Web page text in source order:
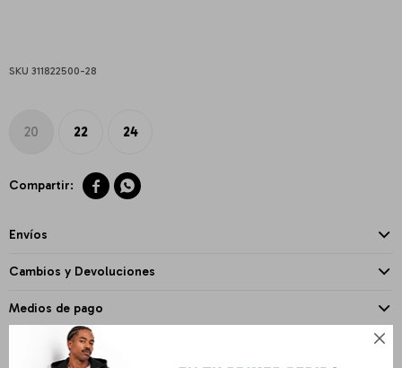

311822500-28
20 22 24
 
Envíos
Cambios y Devoluciones
Medios de pago